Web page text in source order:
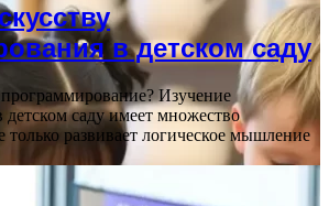
в детском саду
программирование? Изучение
саду имеет множество
развивает логическое мышление